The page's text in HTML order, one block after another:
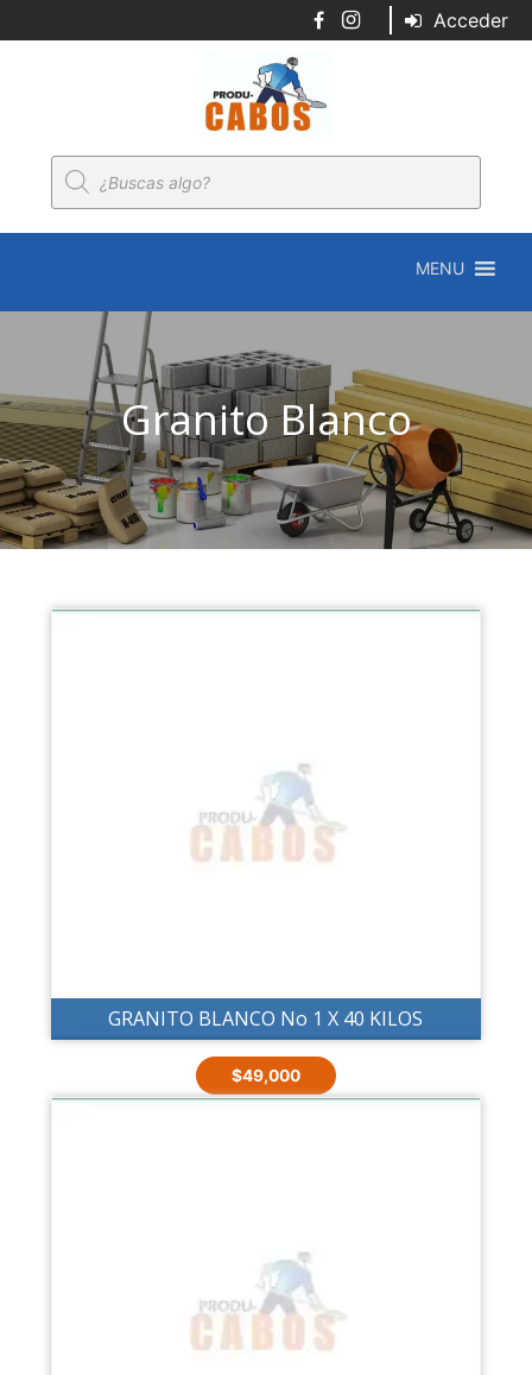
Acceder
Búsqueda
de
productos
MENU
Granito Blanco
GRANITO BLANCO No 1 X 40 KILOS
$49,000